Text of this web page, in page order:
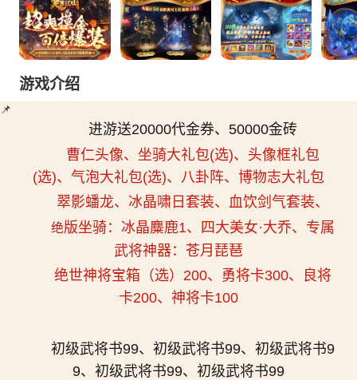
游戏介绍
📌
进游送20000代金券、50000金砖
曹仁头像、坐骑大礼包(选)、头像框礼包
(选)、气泡大礼包(选)、八卦阵、博物志大礼包
翠影蟠龙、冰晶啸日套装、血饮剑气套装、
绝版坐骑：冰晶麋鹿1、四大美女·大乔、专属
武将神器：苍月琵琶
绝世神将宝箱（选）200、勇将卡300、良将
卡200、神将卡100
初级武将书99、初级武将书99、初级武将书9
9、初级武将书99、初级武将书99